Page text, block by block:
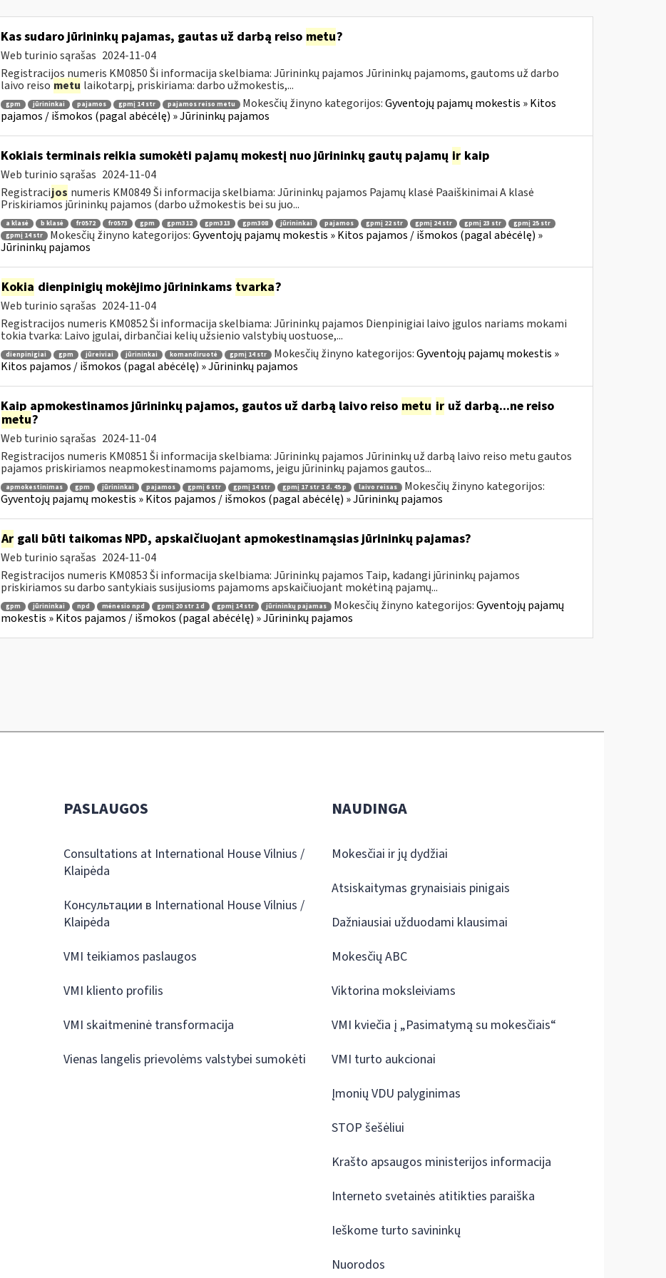
Kas sudaro jūrininkų pajamas, gautas už darbą reiso metu?
Web turinio sąrašas 2024-11-04
Registracijos numeris KM0850 Ši informacija skelbiama: Jūrininkų pajamos Jūrininkų pajamoms, gautoms už darbo
laivo reiso metu laikotarpį, priskiriama: darbo užmokestis,...
gpm jūrininkai pajamos gpmį 14 str pajamos reiso metu Mokesčių žinyno kategorijos:Gyventojų pajamų mokestis » Kitos
pajamos / išmokos (pagal abėcėlę) » Jūrininkų pajamos
Kokiais terminais reikia sumokėti pajamų mokestį nuo jūrininkų gautų pajamų irkaip
Web turinio sąrašas 2024-11-04
Registracijos numeris KM0849 Ši informacija skelbiama: Jūrininkų pajamos Pajamų klasė Paaiškinimai A klasė
Priskiriamos jūrininkų pajamos (darbo užmokestis bei su juo...
a klasė b klasė fr0572 fr0573 gpm gpm312 gpm313 gpm308 jūrininkai pajamos gpmį 22 str gpmį 24 str gpmį 23 str
gpmį 25 str
gpmį 14 str
Mokesčių žinyno kategorijos:Gyventojų pajamų mokestis » Kitos pajamos / išmokos (pagal abėcėlę) »
Jūrininkų pajamos
Kokia dienpinigių mokėjimo jūrininkams tvarka?
Web turinio sąrašas 2024-11-04
Registracijos numeris KM0852 Ši informacija skelbiama: Jūrininkų pajamos Dienpinigiai laivo įgulos nariams mokami
tokia tvarka: Laivo įgulai, dirbančiai kelių užsienio valstybių uostuose,...
dienpinigiai gpm jūreiviai jūrininkai komandiruotė gpmį 14 str Mokesčių žinyno kategorijos:Gyventojų pajamų mokestis »
Kitos pajamos / išmokos (pagal abėcėlę) » Jūrininkų pajamos
Kaip apmokestinamos jūrininkų pajamos, gautos už darbą laivo reiso metu iruž darbą...ne reiso
metu?
Web turinio sąrašas 2024-11-04
Registracijos numeris KM0851 Ši informacija skelbiama: Jūrininkų pajamos Jūrininkų už darbą laivo reiso metu gautos
pajamos priskiriamos neapmokestinamoms pajamoms, jeigu jūrininkų pajamos gautos...
apmokestinimas gpm jūrininkai pajamos gpmį 6 str gpmį 14 str gpmį 17 str 1 d. 45 p laivo reisas
Mokesčių žinyno kategorijos:
Gyventojų pajamų mokestis » Kitos pajamos / išmokos (pagal abėcėlę) » Jūrininkų pajamos
Argali būti taikomas NPD, apskaičiuojant apmokestinamąsias jūrininkų pajamas?
Web turinio sąrašas 2024-11-04
Registracijos numeris KM0853 Ši informacija skelbiama: Jūrininkų pajamos Taip, kadangi jūrininkų pajamos
priskiriamos su darbo santykiais susijusioms pajamoms apskaičiuojant mokėtiną pajamų...
gpm jūrininkai npd mėnesio npd gpmį 20 str 1 d gpmį 14 str jūrininkų pajamas Mokesčių žinyno kategorijos:Gyventojų pajamų
mokestis » Kitos pajamos / išmokos (pagal abėcėlę) » Jūrininkų pajamos
PASLAUGOS
Consultations at International House Vilnius /
Klaipėda
Консультации в International House Vilnius /
Klaipėda
VMI teikiamos paslaugos
VMI kliento profilis
VMI skaitmeninė transformacija
Vienas langelis prievolėms valstybei sumokėti
NAUDINGA
Mokesčiai ir jų dydžiai
Atsiskaitymas grynaisiais pinigais
Dažniausiai užduodami klausimai
Mokesčių ABC
Viktorina moksleiviams
VMI kviečia į „Pasimatymą su mokesčiais“
VMI turto aukcionai
Įmonių VDU palyginimas
STOP šešėliui
Krašto apsaugos ministerijos informacija
Interneto svetainės atitikties paraiška
Ieškome turto savininkų
Nuorodos